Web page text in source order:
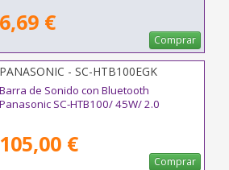
6,69 €
Comprar
PANASONIC - SC-HTB100EGK
Barra de Sonido con Bluetooth
Panasonic SC-HTB100/ 45W/ 2.0
105,00 €
Comprar